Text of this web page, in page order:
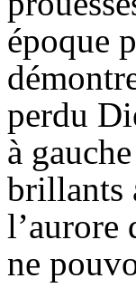
époque
perdu
à
brillants
l’aurore
ne